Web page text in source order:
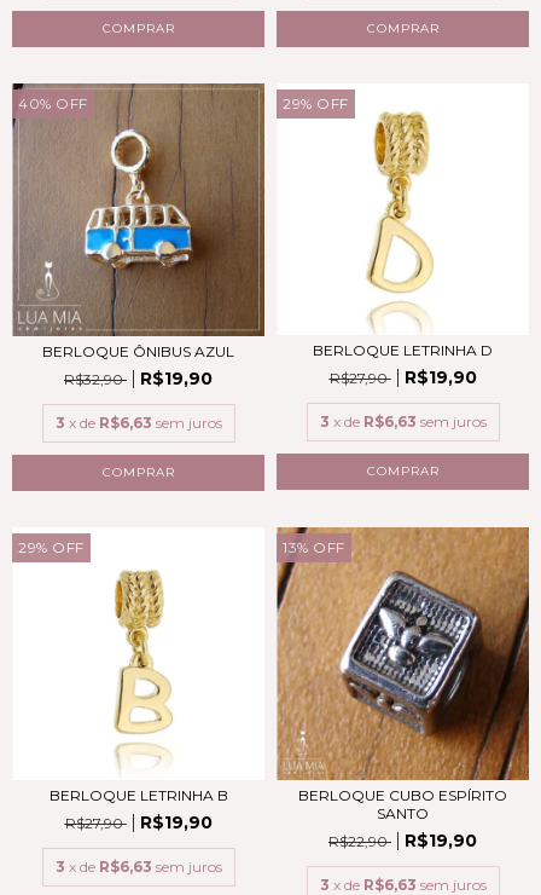
COMPRAR COMPRAR
40% OFF
BERLOQUE ÔNIBUS AZUL
R$32,90
R$19,90
3 x de R$6,63 sem juros
COMPRAR
29% OFF
BERLOQUE LETRINHA D
R$27,90
R$19,90
3 x de R$6,63 sem juros
COMPRAR
29% OFF
BERLOQUE LETRINHA B
R$27,90
R$19,90
3 x de R$6,63 sem juros
13% OFF
BERLOQUE CUBO ESPÍRITO
SANTO
R$22,90
R$19,90
3 x de R$6,63 sem juros